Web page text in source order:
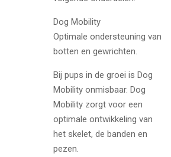
Dog Mobility
Optimale ondersteuning van
botten en gewrichten.
Bij pups in de groei is Dog
Mobility onmisbaar. Dog
Mobility zorgt voor een
optimale ontwikkeling van
het skelet, de banden en
pezen.